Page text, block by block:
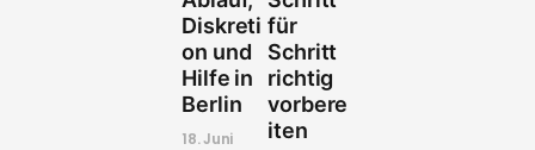
Diskreti
on und
Hilfe in
Berlin
18. Juni
für
Schritt
richtig
vorbere
iten